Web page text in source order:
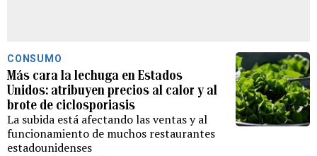
CONSUMO
Más cara la lechuga en Estados
Unidos: atribuyen precios al calor y al
brote de ciclosporiasis
La subida está afectando las ventas y al
funcionamiento de muchos restaurantes
estadounidenses